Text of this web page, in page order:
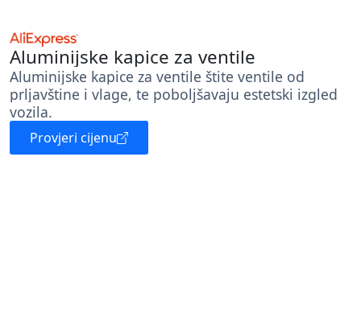
Aluminijske kapice za ventile
Aluminijske kapice za ventile štite ventile od
prljavštine i vlage, te poboljšavaju estetski izgled
vozila.
Provjeri cijenu